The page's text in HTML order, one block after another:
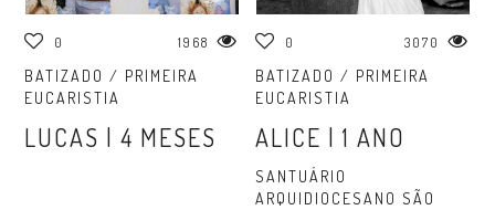
0 1968
BATIZADO / PRIMEIRA
EUCARISTIA
LUCAS | 4 MESES
0 3070
BATIZADO / PRIMEIRA
EUCARISTIA
ALICE | 1 ANO
SANTUÁRIO
ARQUIDIOCESANO SÃO